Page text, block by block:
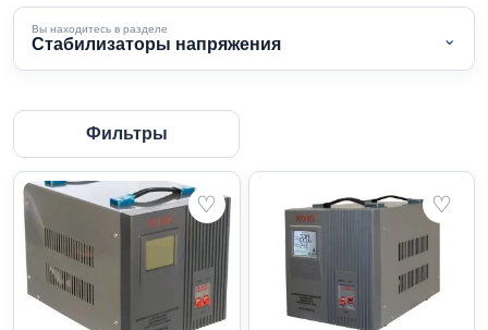
Вы находитесь в разделе
Стабилизаторы напряжения ⌄
Фильтры
♡ ♡